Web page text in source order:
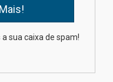
dos filhos além da
sua caixa de spam!